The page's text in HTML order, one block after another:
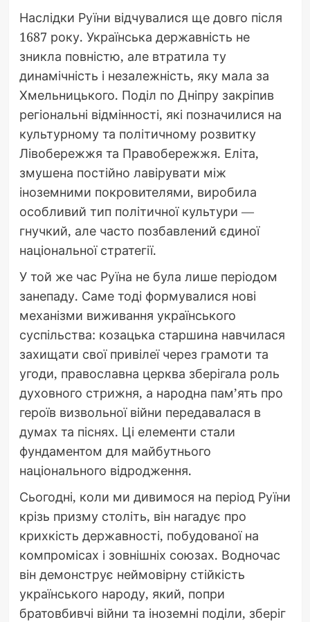
Наслідки Руїни відчувалися ще довго після
1687 року. Українська державність не
зникла повністю, але втратила ту
динамічність і незалежність, яку мала за
Хмельницького. Поділ по Дніпру закріпив
регіональні відмінності, які позначилися на
культурному та політичному розвитку
Лівобережжя та Правобережжя. Еліта,
змушена постійно лавірувати між
іноземними покровителями, виробила
особливий тип політичної культури —
гнучкий, але часто позбавлений єдиної
національної стратегії.
У той же час Руїна не була лише періодом
занепаду. Саме тоді формувалися нові
механізми виживання українського
суспільства: козацька старшина навчилася
захищати свої привілеї через грамоти та
угоди, православна церква зберігала роль
духовного стрижня, а народна пам’ять про
героїв визвольної війни передавалася в
думах та піснях. Ці елементи стали
фундаментом для майбутнього
національного відродження.
Сьогодні, коли ми дивимося на період Руїни
крізь призму століть, він нагадує про
крихкість державності, побудованої на
компромісах і зовнішніх союзах. Водночас
він демонструє неймовірну стійкість
українського народу, який, попри
братовбивчі війни та іноземні поділи, зберіг